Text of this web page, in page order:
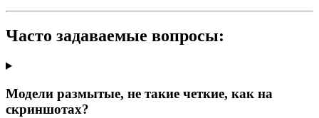
Часто задаваемые вопросы:
Модели размытые, не такие четкие, как на
скриншотах?